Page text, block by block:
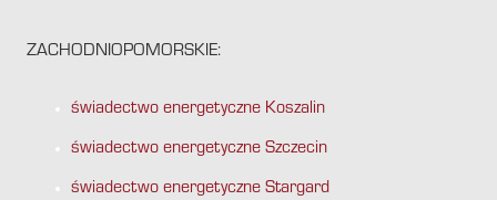
ZACHODNIOPOMORSKIE:
świadectwo energetyczne Koszalin
świadectwo energetyczne Szczecin
świadectwo energetyczne Stargard